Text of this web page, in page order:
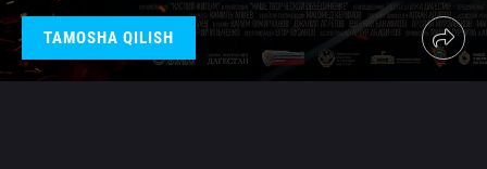
TAMOSHA QILISH